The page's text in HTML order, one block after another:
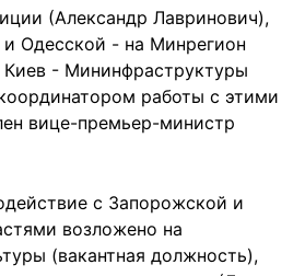
(Александр Лавринович),
Одесской - на Минрегион
Киев - Мининфраструктуры
работы с этими
вице-премьер-министр
с Запорожской и
возложено на
(вакантная должность),